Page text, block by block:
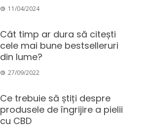
11/04/2024
Cât timp ar dura să citești
cele mai bune bestselleruri
din lume?
27/09/2022
Ce trebuie să știți despre
produsele de îngrijire a pielii
cu CBD